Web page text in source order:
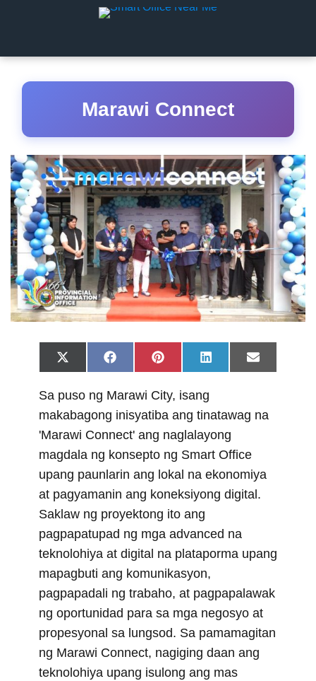
Marawi Connect
Share
on
X
(
w
i
t
t
e
r
Share
on
F
a
e
b
o
o
k
Share
on
P
i
t
r
e
s
t
Share
on
L
i
d
I
n
Share
on
E
m
Sa puso ng Marawi City, isang
makabagong inisyatiba ang tinatawag na
'Marawi Connect' ang naglalayong
magdala ng konsepto ng Smart Office
upang paunlarin ang lokal na ekonomiya
at pagyamanin ang koneksiyong digital.
Saklaw ng proyektong ito ang
pagpapatupad ng mga advanced na
teknolohiya at digital na plataporma upang
mapagbuti ang komunikasyon,
pagpapadali ng trabaho, at pagpapalawak
ng oportunidad para sa mga negosyo at
propesyonal sa lungsod. Sa pamamagitan
ng Marawi Connect, nagiging daan ang
teknolohiya upang isulong ang mas